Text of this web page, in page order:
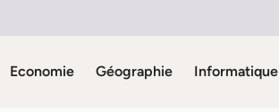
Economie Géographie Informatique